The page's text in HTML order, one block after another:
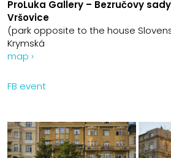
ProLuka Gallery – Bezručovy
Vršovice
(park opposite to the house
Krymská
map ›
FB event